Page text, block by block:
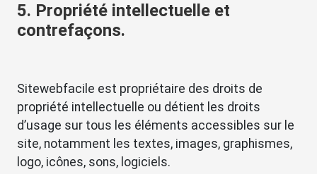
5. Propriété intellectuelle et
contrefaçons.
Sitewebfacile est propriétaire des droits de
propriété intellectuelle ou détient les droits
d’usage sur tous les éléments accessibles sur le
site, notamment les textes, images, graphismes,
logo, icônes, sons, logiciels.